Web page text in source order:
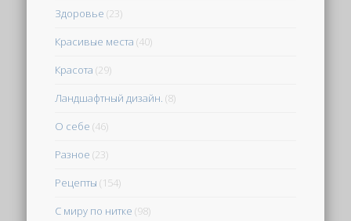
Здоровье (23)
Красивые места (40)
Красота (29)
Ландшафтный дизайн. (8)
О себе (46)
Разное (23)
Рецепты (154)
С миру по нитке (98)